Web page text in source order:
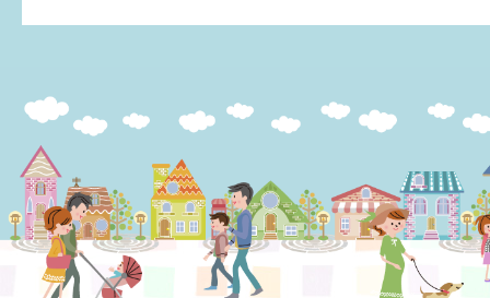
食育
福井市図書館オススメの本
お出かけ情報
病気・けが 基本情報